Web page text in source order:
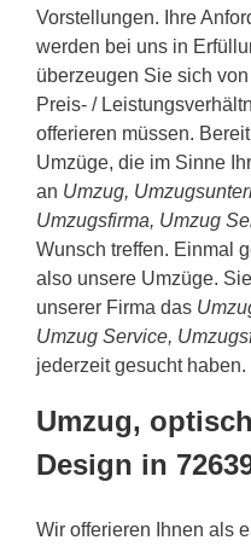
Vorstellungen. Ihre
werden bei uns in
überzeugen Sie sich
Preis- /
offerieren müssen.
Umzüge, die im Sinne
an Umzug,
Umzugsfirma, Umzug
Wunsch treffen. Einmal
also unsere Umzüge.
unserer Firma das
Umzug Service,
jederzeit gesucht haben.
Umzug,
Design in
Wir offerieren Ihnen als